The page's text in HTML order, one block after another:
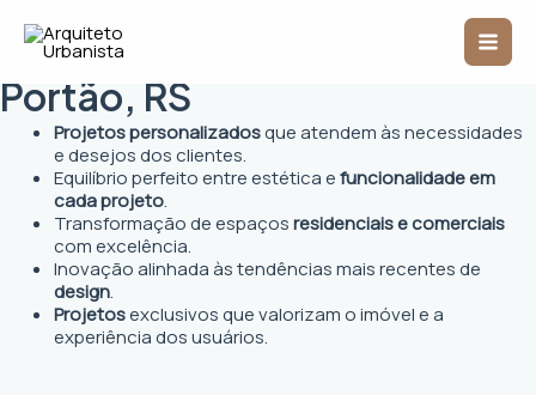
para
conteúdo
Main
Arquiteto Urbanista em
Portão, RS
Projetos personalizadosque atendem às necessidades
e desejos dos clientes.
Equilíbrio perfeito entre estética efuncionalidade em
cada projeto.
Transformação de espaçosresidenciais e comerciais
com excelência.
Inovação alinhada às tendências mais recentes de
design.
Projetosexclusivos que valorizam o imóvel e a
experiência dos usuários.